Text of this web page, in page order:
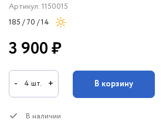
Артикул: 1150015
185 / 70 / 14
3 900 ₽
- 4 шт. + В корзину
В наличии